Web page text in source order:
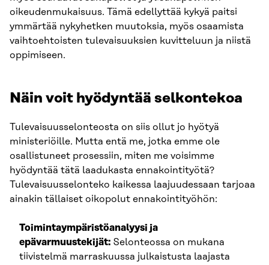
oikeudenmukaisuus. Tämä edellyttää kykyä paitsi
ymmärtää nykyhetken muutoksia, myös osaamista
vaihtoehtoisten tulevaisuuksien kuvitteluun ja niistä
oppimiseen.
Näin voit hyödyntää selkontekoa
Tulevaisuusselonteosta on siis ollut jo hyötyä
ministeriöille. Mutta entä me, jotka emme ole
osallistuneet prosessiin, miten me voisimme
hyödyntää tätä laadukasta ennakointityötä?
Tulevaisuusselonteko kaikessa laajuudessaan tarjoaa
ainakin tällaiset oikopolut ennakointityöhön:
Toimintaympäristöanalyysi ja
epävarmuustekijät: Selonteossa on mukana
tiivistelmä marraskuussa julkaistusta laajasta